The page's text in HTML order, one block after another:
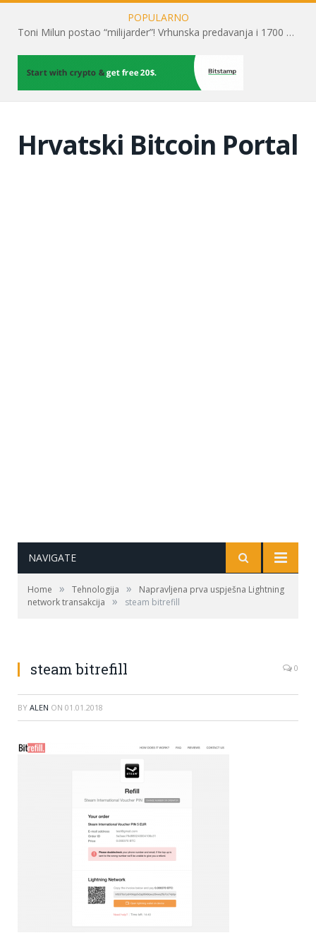
POPULARNO
Toni Milun postao “milijarder”! Vrhunska predavanja i 1700 posjetitelja obilježili su mjesec financijske pismenosti
Hrvatski Bitcoin Portal
NAVIGATE
Home » Tehnologija »
Napravljena prva uspješna Lightning
network transakcija
» steam bitrefill
steam bitrefill 0
BY ALEN ON 01.01.2018